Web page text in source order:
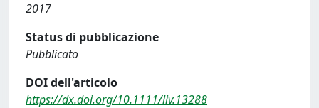
2017
Status di pubblicazione
Pubblicato
DOI dell'articolo
https://dx.doi.org/10.1111/liv.13288